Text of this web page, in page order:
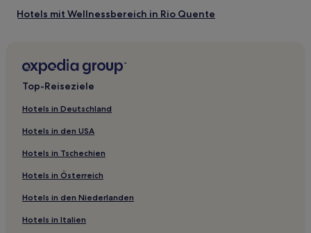
Hotels mit Wellnessbereich in Rio Quente
Günstige in Caldas Novas
Haustierfreundliche in Rio Verde
Hotels mit Wellnessbereich nahe Serra de Caldas Novas
Staatspark
Hotels mit inbegriffenem Frühstück in Aparecida de
Goiânia
Hotels mit inbegriffenem Frühstück in Goiânia
Top-Reiseziele
Hotels in Deutschland
Hotels in den USA
Hotels in Tschechien
Hotels in Österreich
Hotels in den Niederlanden
Hotels in Italien